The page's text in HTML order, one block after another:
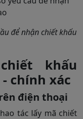
để nhận chiết khấu
khấu
chính xác
điện thoại
tác lấy mã chiết